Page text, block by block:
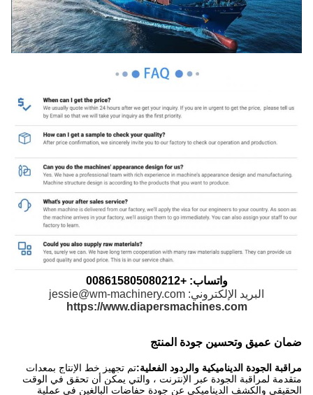
واتساب: +008615805080212
البريد الإلكتروني: jessie@wm-machinery.com
https://www.diapersmachines.com
ضمان عميق وتحسين جودة المنتج
مراقبة الجودة الديناميكية والردود الفعلية:تم تجهيز خط الإنتاج بمعدات
متقدمة لمراقبة الجودة عبر الإنترنت ، والتي يمكن أن تحقق في الوقت
الحقيقي والكشف الديناميكي عن جودة حفاضات البالغين في عملية